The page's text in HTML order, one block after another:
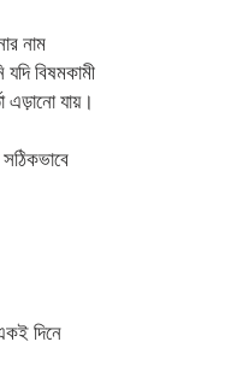
নাম
বিষমকামী
এড়ানো যায়।
দিনে